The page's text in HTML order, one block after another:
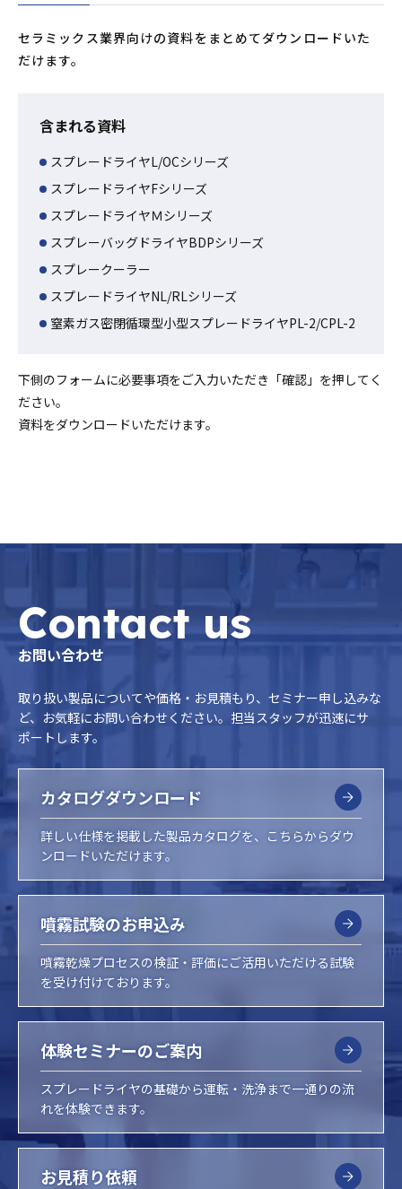
セラミックス業界向けの資料をまとめてダウンロードいた
だけます。
含まれる資料
スプレードライヤL/OCシリーズ
スプレードライヤFシリーズ
スプレードライヤＭシリーズ
スプレーバッグドライヤBDPシリーズ
スプレークーラー
スプレードライヤNL/RLシリーズ
窒素ガス密閉循環型小型スプレードライヤPL-2/CPL-2
下側のフォームに必要事項をご入力いただき「確認」を押してく
ださい。
資料をダウンロードいただけます。
Contact us
お問い合わせ
取り扱い製品についてや価格・お見積もり、セミナー申し込みな
ど、お気軽にお問い合わせください。担当スタッフが迅速にサ
ポートします。
カタログダウンロード
詳しい仕様を掲載した製品カタログを、こちらからダウ
ンロードいただけます。
噴霧試験のお申込み
噴霧乾燥プロセスの検証・評価にご活用いただける試験
を受け付けております。
体験セミナーのご案内
スプレードライヤの基礎から運転・洗浄まで一通りの流
れを体験できます。
お見積り依頼